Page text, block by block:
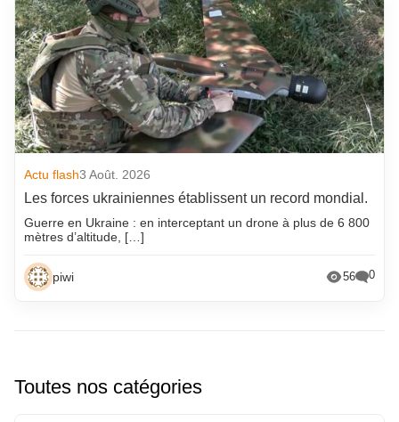
Actu flash3 Août. 2026
Les forces ukrainiennes établissent un record mondial.
Guerre en Ukraine : en interceptant un drone à plus de 6 800
mètres d’altitude, […]
piwi 56 0
Toutes nos catégories